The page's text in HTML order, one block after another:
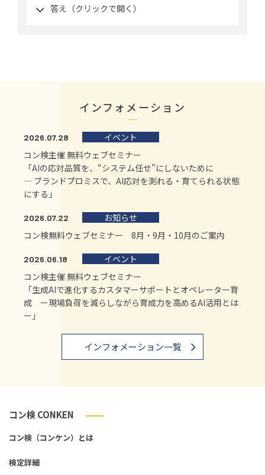
答え（クリックで開く）
インフォメーション
2026.07.28
イベント
コン検主催 無料ウェブセミナー
「AIの応対品質を、“システム任せ”にしないために
― ブランドプロミスで、AI応対を測れる・育てられる状態
にする」
2026.07.22
お知らせ
コン検無料ウェブセミナー 8月・9月・10月のご案内
2026.06.18
イベント
コン検主催 無料ウェブセミナー
「生成AIで進化するカスタマーサポートとオペレーター育
成 ー現場負荷を減らしながら育成力を高めるAI活用とは
ー」
インフォメーション一覧
コン検 CONKEN
コン検（コンケン）とは
検定詳細